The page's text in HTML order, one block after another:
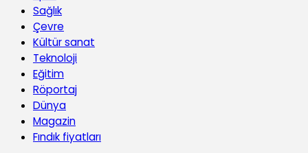
Sağlık
Çevre
Kültür sanat
Teknoloji
Eğitim
Röportaj
Dünya
Magazin
Fındık fiyatları